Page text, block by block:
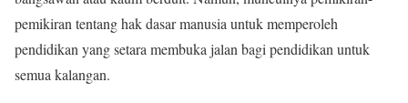
pemikiran tentang hak dasar manusia untuk memperoleh
pendidikan yang setara membuka jalan bagi pendidikan untuk
semua kalangan.